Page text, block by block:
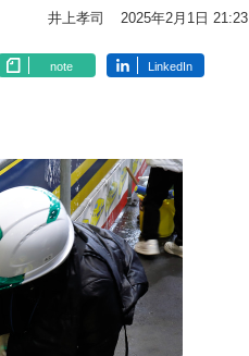
井上孝司 2025年2月1日 21:23
note LinkedIn